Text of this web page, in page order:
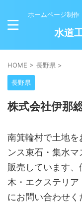
ホームページ制
水道
HOME > 長野県 >
長野県
株式会社伊那
南箕輪村で土地を
ンス束石・集水マ
販売しています
木・エクステリ
にお問い合わせく